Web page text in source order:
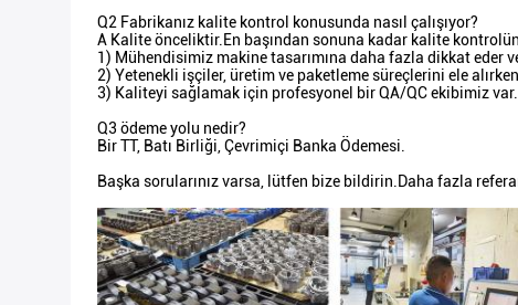
Q2 Fabrikanız kalite kontrol konusunda nasıl çalışıyor?
A Kalite önceliktir.En başından sonuna kadar kalite
1) Mühendisimiz makine tasarımına daha fazla dikkat eder
2) Yetenekli işçiler, üretim ve paketleme süreçlerini ele
3) Kaliteyi sağlamak için profesyonel bir QA/QC ekibimiz var.
Q3 ödeme yolu nedir?
Bir TT, Batı Birliği, Çevrimiçi Banka Ödemesi.
Başka sorularınız varsa, lütfen bize bildirin.Daha fazla